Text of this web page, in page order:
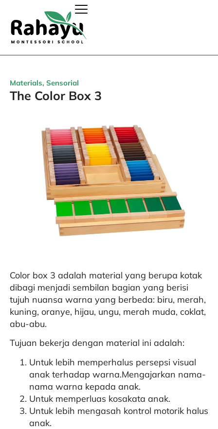
Materials, Sensorial
The Color Box 3
Color box 3 adalah material yang berupa kotak
dibagi menjadi sembilan bagian yang berisi
tujuh nuansa warna yang berbeda: biru, merah,
kuning, oranye, hijau, ungu, merah muda, coklat,
abu-abu.
Tujuan bekerja dengan material ini adalah:
Untuk lebih memperhalus persepsi visual
anak terhadap warna.Mengajarkan nama-
nama warna kepada anak.
Untuk memperluas kosakata anak.
Untuk lebih mengasah kontrol motorik halus
anak.